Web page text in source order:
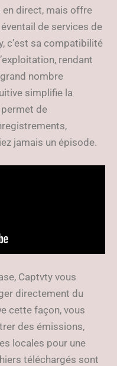
en direct, mais offre
de services de
c’est sa compatibilité
rendant
nombre
simplifie la
de
jamais un épisode.
Captvty vous
directement du
cette façon, vous
des émissions,
locales pour une
téléchargés sont